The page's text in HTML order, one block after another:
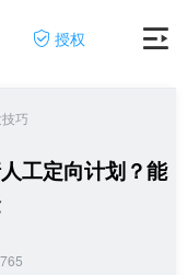
授权
巧
工定向计划？能